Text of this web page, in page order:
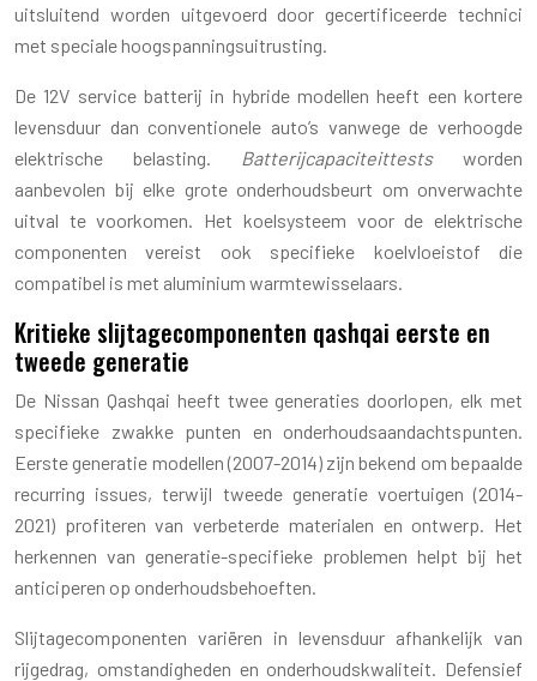
uitsluitend worden uitgevoerd door gecertificeerde technici
met speciale hoogspanningsuitrusting.
De 12V service batterij in hybride modellen heeft een kortere
levensduur dan conventionele auto’s vanwege de verhoogde
elektrische belasting.
Batterijcapaciteittestsworden
aanbevolen bij elke grote onderhoudsbeurt om onverwachte
uitval te voorkomen. Het koelsysteem voor de elektrische
componenten vereist ook specifieke koelvloeistof die
compatibel is met aluminium warmtewisselaars.
Kritieke slijtagecomponenten qashqai eerste en
tweede generatie
De Nissan Qashqai heeft twee generaties doorlopen, elk met
specifieke zwakke punten en onderhoudsaandachtspunten.
Eerste generatie modellen (2007-2014) zijn bekend om bepaalde
recurring issues, terwijl tweede generatie voertuigen (2014-
2021) profiteren van verbeterde materialen en ontwerp. Het
herkennen van generatie-specifieke problemen helpt bij het
anticiperen op onderhoudsbehoeften.
Slijtagecomponenten variëren in levensduur afhankelijk van
rijgedrag, omstandigheden en onderhoudskwaliteit. Defensief